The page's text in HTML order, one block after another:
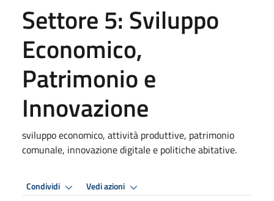
Settore 5: Sviluppo
Economico,
Patrimonio e
Innovazione
sviluppo economico, attività produttive, patrimonio
comunale, innovazione digitale e politiche abitative.
Condividi Vedi azioni